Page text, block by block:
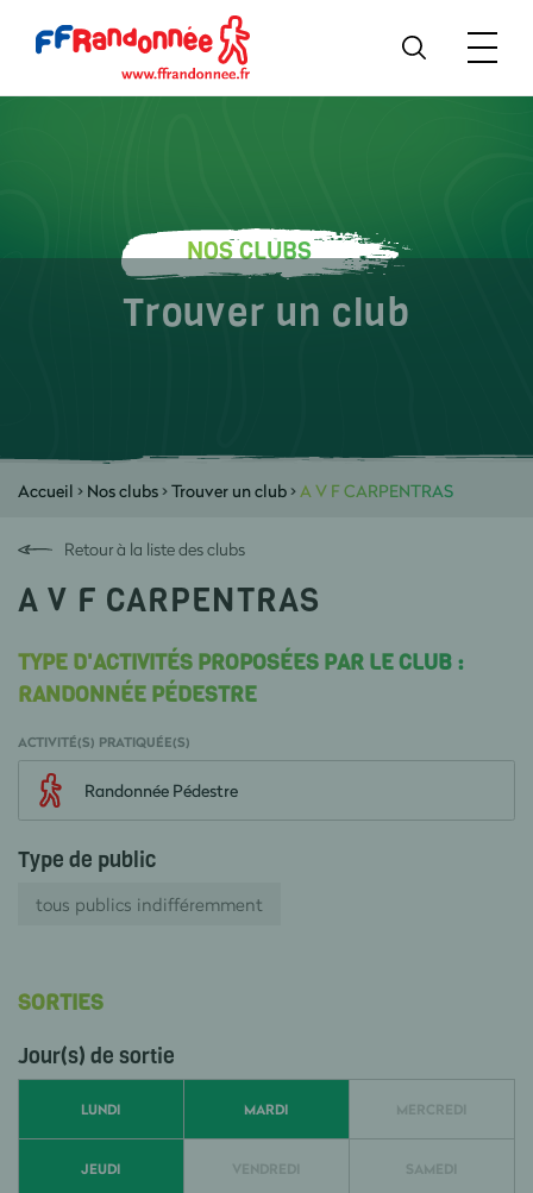
NOS CLUBS
Trouver un club
Accueil > Nos clubs>Trouver un club>A V F CARPENTRAS
Retour à la liste des clubs
A V F CARPENTRAS
TYPE D'ACTIVITÉS PROPOSÉES PAR LE CLUB :
RANDONNÉE PÉDESTRE
ACTIVITÉ(S) PRATIQUÉE(S)
Randonnée Pédestre
Type de public
tous publics indifféremment
SORTIES
Jour(s) de sortie
LUNDI MARDI MERCREDI
JEUDI VENDREDI SAMEDI